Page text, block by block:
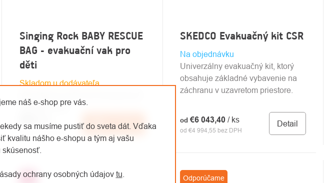
náš e-shop pre vás.
sa musíme pustiť do sveta dát. Vďaka
kvalitu nášho e-shopu a tým aj vašu
ochrany osobných údajov tu
Singing Rock BABY RESCUE
BAG - evakuační vak pro
děti
Skladom u dodávateľa
€803,31 bez DPH
Do košíka
záchraně dětí.
SKEDCO Evakuačný kit CSR
Na objednávku
od €4 994,55 bez DPH
od €6 043,40/ ks Detail
Univerzálny evakuačný kit, ktorý
obsahuje základné vybavenie na
záchranu v uzavretom priestore.
Top Odporúčame